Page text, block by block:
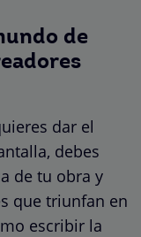
de
dar el
debes
de tu obra y
que triunfan en
escribir la